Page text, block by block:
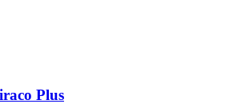
Plus